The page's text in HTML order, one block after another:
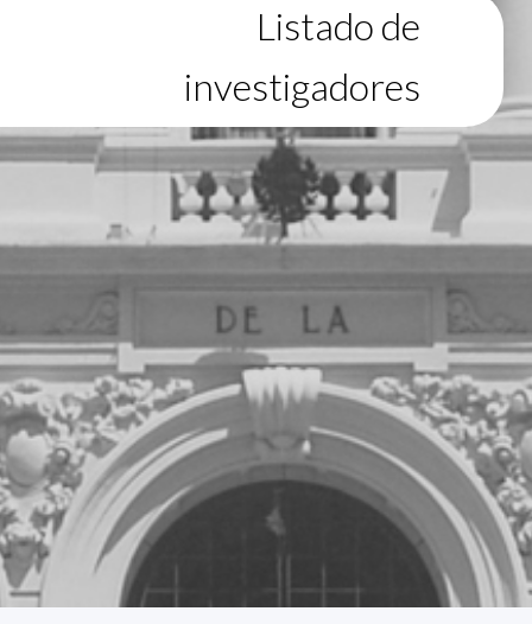
Listado de
investigadores